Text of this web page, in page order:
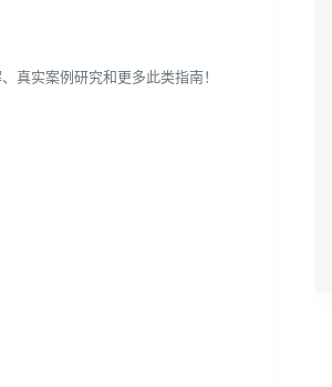
真实案例研究和更多此类指南！